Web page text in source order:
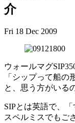
介
Fri 18 Dec 2009
ウォールマグ
「シップって船の
と、思う方がいる
SIPとは英語で、
スペルミスでもご